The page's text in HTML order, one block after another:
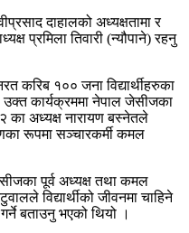
दाहालको अध्यक्षतामा र
प्रमिला तिवारी (न्यौपाने) रहनु
करिब १०० जना विद्यार्थीहरुका
उक्त कार्यक्रममा नेपाल जेसीजका
का अध्यक्ष नारायण बस्नेतले
रूपमा सञ्चारकर्मी कमल
पूर्व अध्यक्ष तथा कमल
विद्यार्थीको जीवनमा चाहिने
बताउनु भएको थियो ।